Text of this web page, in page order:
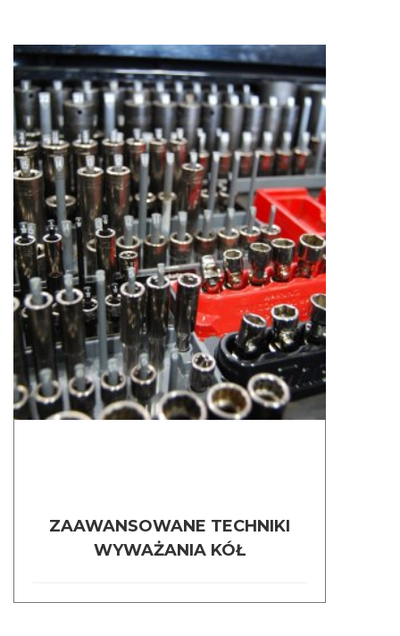
ZAAWANSOWANE TECHNIKI
WYWAŻANIA KÓŁ